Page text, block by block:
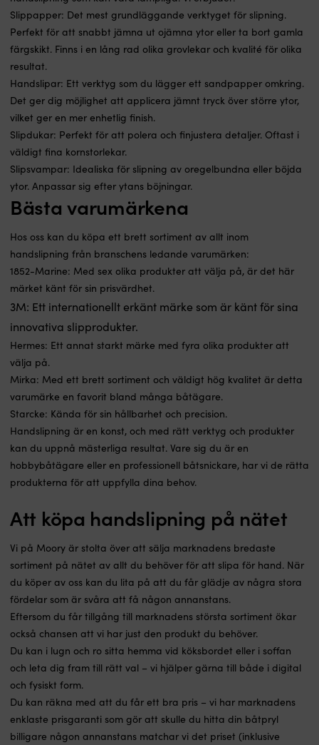
Slippapper: Det mest grundläggande verktyget för slipning.
Perfekt för att snabbt jämna ut ojämna ytor eller ta bort gamla
färgskikt. Finns i en lång rad olika grovlekar och kvalité för olika
resultat.
Handslipar: Ett verktyg som du lägger ett sandpapper omkring.
Det ger dig möjlighet att applicera jämnt tryck över större ytor,
vilket ger en mer enhetlig finish.
Slipdukar: Perfekt för att polera och finjustera detaljer. Oftast i
väldigt fina kornstorlekar.
Slipsvampar: Idealiska för slipning av oregelbundna eller böjda
ytor. Anpassar sig efter ytans böjningar.
Bästa varumärkena
Hos oss kan du köpa ett brett sortiment av allt inom
handslipning från branschens ledande varumärken:
1852-Marine: Med sex olika produkter att välja på, är det här
märket känt för sin prisvärdhet.
3M: Ett internationellt erkänt märke som är känt för sina
innovativa slipprodukter.
Hermes: Ett annat starkt märke med fyra olika produkter att
välja på.
Mirka: Med ett brett sortiment och väldigt hög kvalitet är detta
varumärke en favorit bland många båtägare.
Starcke: Kända för sin hållbarhet och precision.
Handslipning är en konst, och med rätt verktyg och produkter
kan du uppnå mästerliga resultat. Vare sig du är en
hobbybåtägare eller en professionell båtsnickare, har vi de rätta
produkterna för att uppfylla dina behov.
Att köpa handslipning på nätet
Vi på Moory är stolta över att sälja marknadens bredaste
sortiment på nätet av allt du behöver för att slipa för hand. När
du köper av oss kan du lita på att du får glädje av några stora
fördelar som är svåra att få någon annanstans.
Eftersom du får tillgång till marknadens största sortiment ökar
också chansen att vi har just den produkt du behöver.
Du kan i lugn och ro sitta hemma vid köksbordet eller i soffan
och leta dig fram till rätt val – vi hjälper gärna till både i digital
och fysiskt form.
Du kan räkna med att du får ett bra pris – vi har marknadens
enklaste prisgaranti som gör att skulle du hitta din båtpryl
billigare någon annanstans matchar vi det priset (inklusive